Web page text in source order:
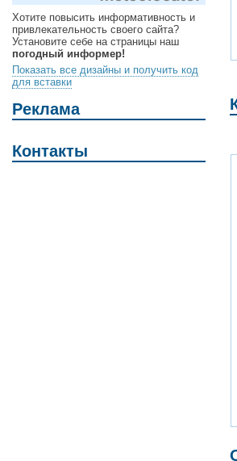
Хотите повысить информативность и
привлекательность своего сайта?
Установите себе на страницы наш
погодный информер!
Показать все дизайны и получить код
для вставки
Реклама
Контакты